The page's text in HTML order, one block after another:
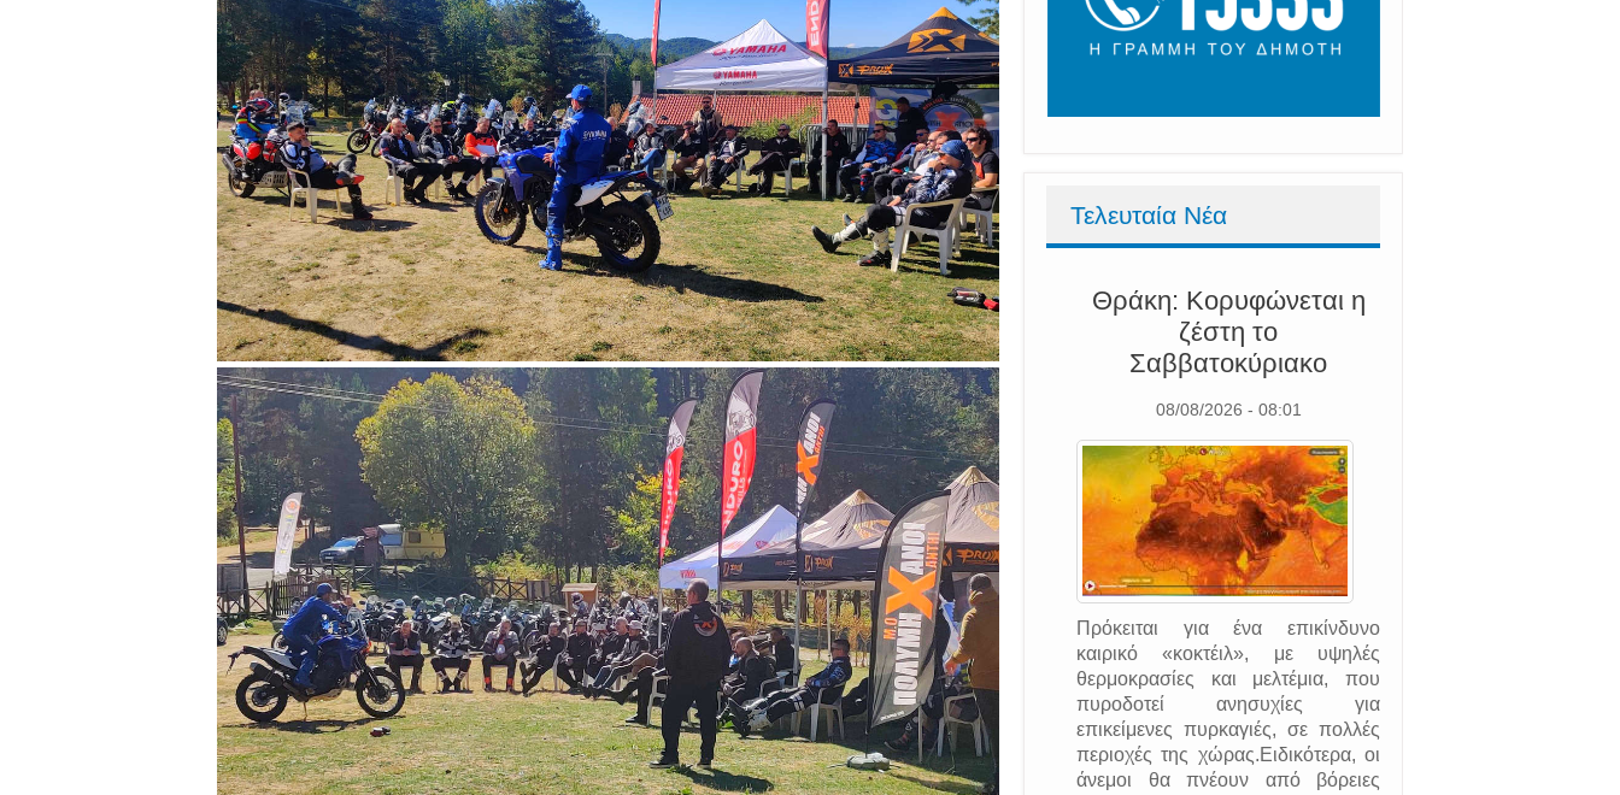
Τελευταία Νέα
Θράκη: Κορυφώνεται η
ζέστη το
Σαββατοκύριακο
08/08/2026 - 08:01
Πρόκειται για ένα επικίνδυνο
καιρικό «κοκτέιλ», με υψηλές
θερμοκρασίες και μελτέμια, που
πυροδοτεί ανησυχίες για
επικείμενες πυρκαγιές, σε πολλές
περιοχές της χώρας.Ειδικότερα, οι
άνεμοι θα πνέουν από βόρειες